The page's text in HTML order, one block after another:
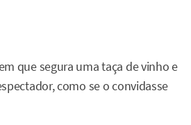
que segura uma taça de vinho e
como se o convidasse